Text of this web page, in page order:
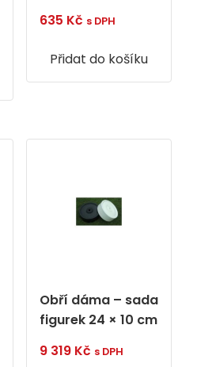
635 Kč s DPH
Přidat do košíku
Obří dáma – sada
figurek 24 × 10 cm
9 319 Kč s DPH